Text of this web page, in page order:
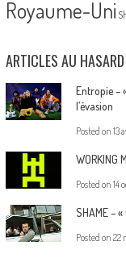
Royaume-Uni
ARTICLES AU HASARD
Entropie –
l’évasion
Posted on 13
WORKING
Posted on 14
SHAME –
Posted on 22